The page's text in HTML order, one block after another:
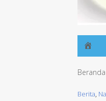
o
e
Beranda
Berita,